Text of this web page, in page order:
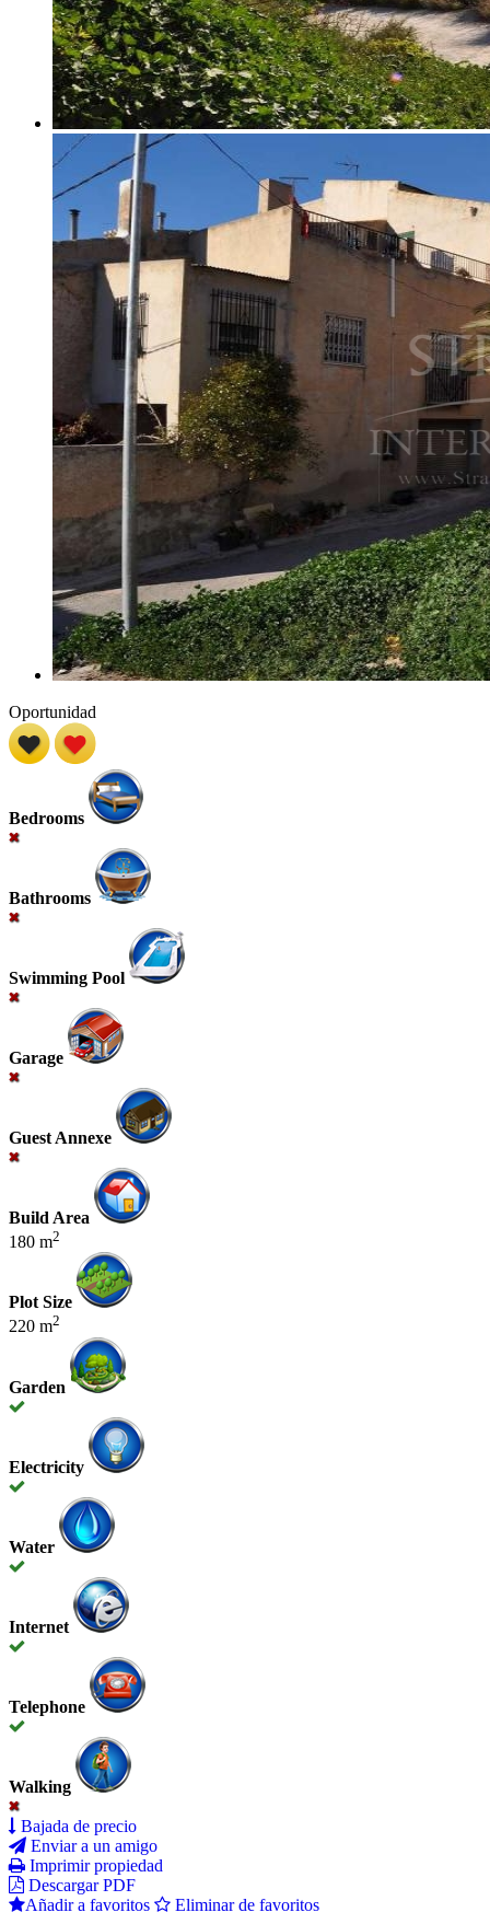
Oportunidad
Bedrooms
Bathrooms
Swimming Pool
Garage
Guest Annexe
Build Area
180 m2
Plot Size
220 m2
Garden
Electricity
Water
Internet
Telephone
Walking
Bajada de precio
Enviar a un amigo
Imprimir propiedad
Descargar PDF
Añadir a favoritos
Eliminar de favoritos